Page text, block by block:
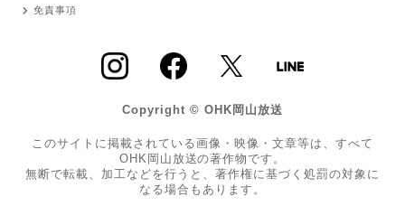
免責事項
Copyright © OHK岡山放送
このサイトに掲載されている画像・映像・文章等は、すべて
OHK岡山放送の著作物です。
無断で転載、加工などを行うと、著作権に基づく処罰の対象に
なる場合もあります。